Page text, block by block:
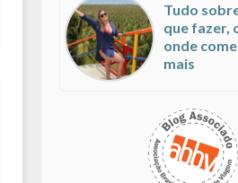
Tudo
que fazer,
onde
mais